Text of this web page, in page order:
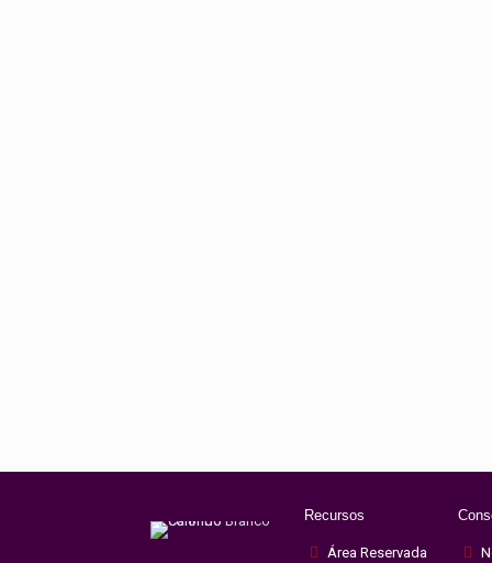
Recursos
Área Reservada